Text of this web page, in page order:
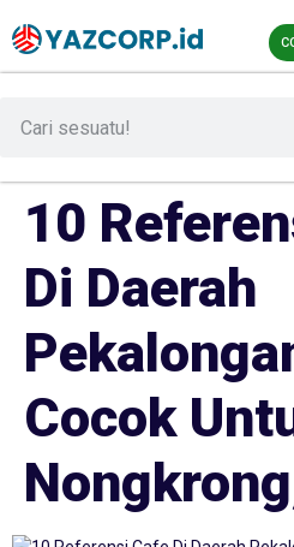
10
Di Daerah
Cocok